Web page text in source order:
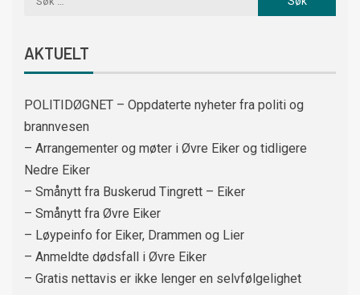
AKTUELT
POLITIDØGNET – Oppdaterte nyheter fra politi og
brannvesen
– Arrangementer og møter i Øvre Eiker og tidligere
Nedre Eiker
– Smånytt fra Buskerud Tingrett – Eiker
– Smånytt fra Øvre Eiker
– Løypeinfo for Eiker, Drammen og Lier
– Anmeldte dødsfall i Øvre Eiker
– Gratis nettavis er ikke lenger en selvfølgelighet